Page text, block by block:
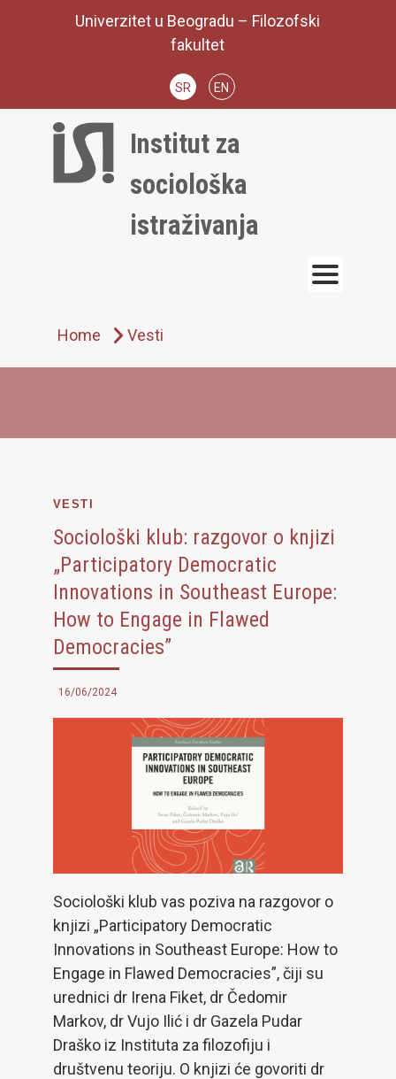
Univerzitet u Beogradu – Filozofski
fakultet
SR EN
Institut za
sociološka
istraživanja
Home Vesti
VESTI
Sociološki klub: razgovor o knjizi
„Participatory Democratic
Innovations in Southeast Europe:
How to Engage in Flawed
Democracies”
16/06/2024
Sociološki klub vas poziva na razgovor o
knjizi „Participatory Democratic
Innovations in Southeast Europe: How to
Engage in Flawed Democracies”, čiji su
urednici dr Irena Fiket, dr Čedomir
Markov, dr Vujo Ilić i dr Gazela Pudar
Draško iz Instituta za filozofiju i
društvenu teoriju. O knjizi će govoriti dr